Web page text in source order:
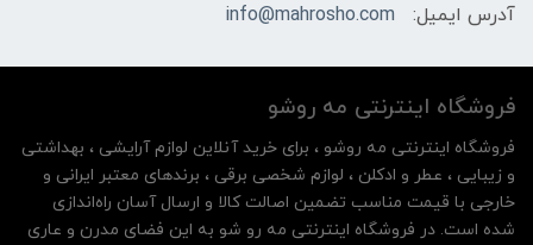
آدرس ایمیل:
info@mahrosho.com
فروشگاه اینترنتی مه‌ رو‌شو
فروشگاه اینترنتی مه‌ رو‌شو ، برای خرید آنلاین لوازم آرایشی ، بهداشتی
و زیبایی ، عطر و ادکلن ، لوازم شخصی برقی ، برندهای معتبر ایرانی و
خارجی با قیمت مناسب تضمین اصالت کالا و ارسال آسان راه‌اندازی
شده است. در فروشگاه اینترنتی مه رو شو به این فضای مدرن و عاری